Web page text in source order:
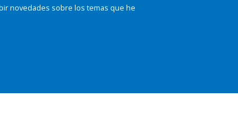
novedades sobre los temas que he